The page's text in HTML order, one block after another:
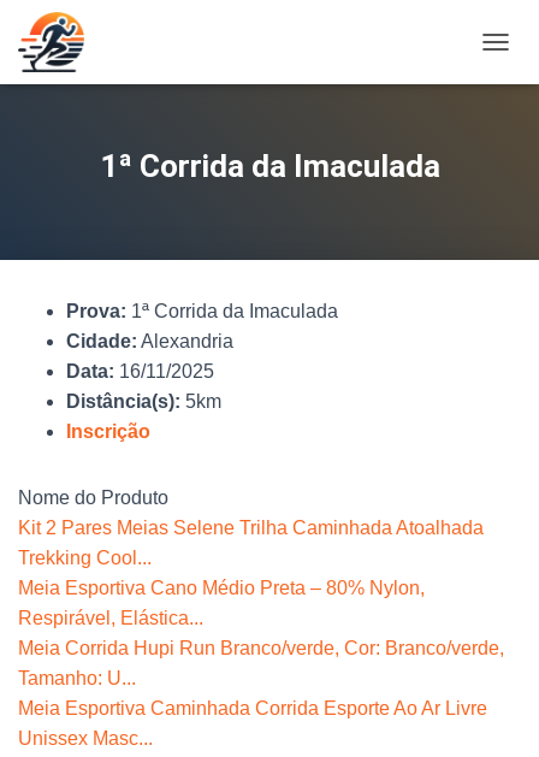
L
1ª Corrida da Imaculada
Prova: 1ª Corrida da Imaculada
Cidade: Alexandria
Data: 16/11/2025
Distância(s): 5km
Inscrição
Nome do Produto
Kit 2 Pares Meias Selene Trilha Caminhada Atoalhada
Trekking Cool...
Meia Esportiva Cano Médio Preta – 80% Nylon,
Respirável, Elástica...
Meia Corrida Hupi Run Branco/verde, Cor: Branco/verde,
Tamanho: U...
Meia Esportiva Caminhada Corrida Esporte Ao Ar Livre
Unissex Masc...